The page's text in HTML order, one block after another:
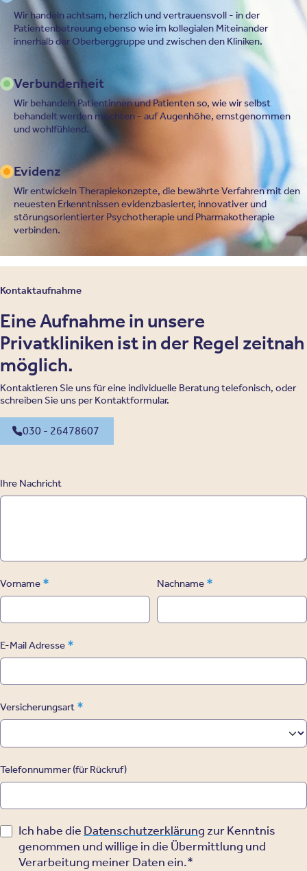
Wir handeln achtsam, herzlich und vertrauensvoll - in der
Patientenbetreuung ebenso wie im kollegialen Miteinander
innerhalb der Oberberggruppe und zwischen den Kliniken.
Verbundenheit
Wir behandeln Patientinnen und Patienten so, wie wir selbst
behandelt werden möchten - auf Augenhöhe, ernstgenommen
und wohlfühlend.
Evidenz
Wir entwickeln Therapiekonzepte, die bewährte Verfahren mit den
neuesten Erkenntnissen evidenzbasierter, innovativer und
störungsorientierter Psychotherapie und Pharmakotherapie
verbinden.
Kontaktaufnahme
Eine Aufnahme in unsere
Privatkliniken ist in der Regel zeitnah
möglich.
Kontaktieren Sie uns für eine individuelle Beratung telefonisch, oder
schreiben Sie uns per Kontaktformular.
030 - 26478607
Ihre Nachricht
Vorname * Nachname *
E-Mail Adresse *
Versicherungsart *
Telefonnummer (für Rückruf)
Ich habe die Datenschutzerklärung zur Kenntnis
genommen und willige in die Übermittlung und
Verarbeitung meiner Daten ein.*